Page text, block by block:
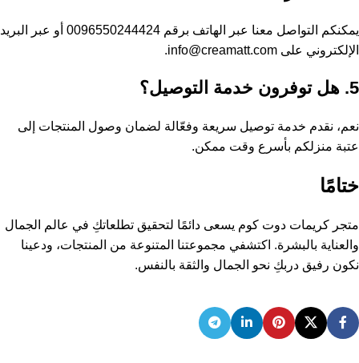
يمكنكم التواصل معنا عبر الهاتف برقم 0096550244424 أو عبر البريد
الإلكتروني على info@creamatt.com.
5. هل توفرون خدمة التوصيل؟
نعم، نقدم خدمة توصيل سريعة وفعّالة لضمان وصول المنتجات إلى
عتبة منزلكم بأسرع وقت ممكن.
ختامًا
متجر كريمات دوت كوم يسعى دائمًا لتحقيق تطلعاتكِ في عالم الجمال
والعناية بالبشرة. اكتشفي مجموعتنا المتنوعة من المنتجات، ودعينا
نكون رفيق دربكِ نحو الجمال والثقة بالنفس.